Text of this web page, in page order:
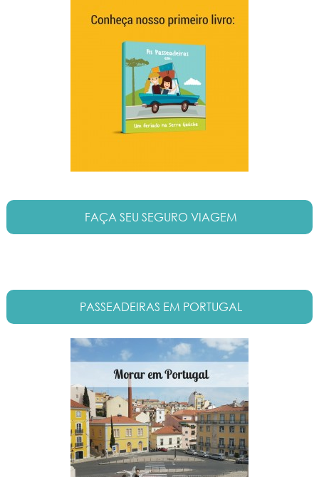
FAÇA SEU SEGURO VIAGEM
PASSEADEIRAS EM PORTUGAL